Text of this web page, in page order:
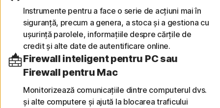
Instrumente pentru a face o serie de acțiuni mai în
siguranță, precum a genera, a stoca și a gestiona cu
ușurință parolele, informațiile despre cărțile de
credit și alte date de autentificare online.
Firewall inteligent pentru PC sau
Firewall pentru Mac
Monitorizează comunicațiile dintre computerul dvs.
și alte computere și ajută la blocarea traficului